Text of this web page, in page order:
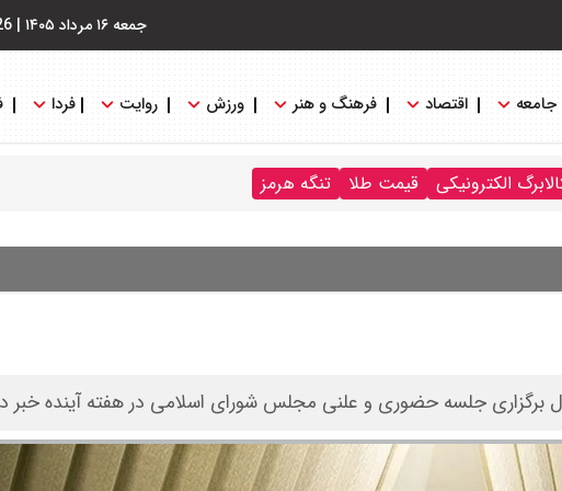
جمعه ۱۶ مرداد ۱۴۰۵ |
جامعه اقتصاد فرهنگ و هنر ورزش روایت فردا
الکترونیکی قیمت طلا تنگه هرمز
جلسه حضوری و علنی مجلس شورای اسلامی در هفته آینده خبر